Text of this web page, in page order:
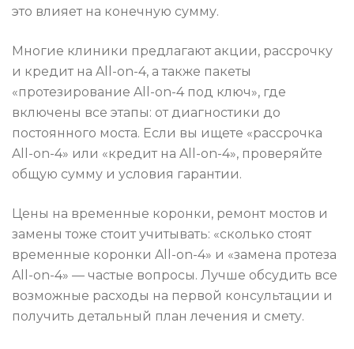
это влияет на конечную сумму.
Многие клиники предлагают акции, рассрочку
и кредит на All-on-4, а также пакеты
«протезирование All-on-4 под ключ», где
включены все этапы: от диагностики до
постоянного моста. Если вы ищете «рассрочка
All-on-4» или «кредит на All-on-4», проверяйте
общую сумму и условия гарантии.
Цены на временные коронки, ремонт мостов и
замены тоже стоит учитывать: «сколько стоят
временные коронки All-on-4» и «замена протеза
All-on-4» — частые вопросы. Лучше обсудить все
возможные расходы на первой консультации и
получить детальный план лечения и смету.